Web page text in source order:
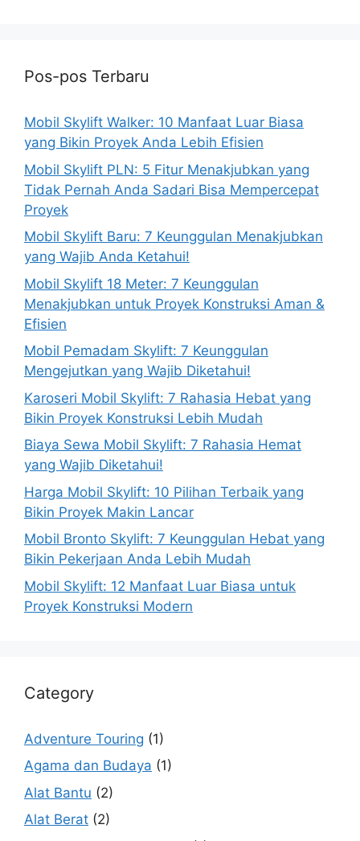
Pos-pos Terbaru
Mobil Skylift Walker: 10 Manfaat Luar Biasa
yang Bikin Proyek Anda Lebih Efisien
Mobil Skylift PLN: 5 Fitur Menakjubkan yang
Tidak Pernah Anda Sadari Bisa Mempercepat
Proyek
Mobil Skylift Baru: 7 Keunggulan Menakjubkan
yang Wajib Anda Ketahui!
Mobil Skylift 18 Meter: 7 Keunggulan
Menakjubkan untuk Proyek Konstruksi Aman &
Efisien
Mobil Pemadam Skylift: 7 Keunggulan
Mengejutkan yang Wajib Diketahui!
Karoseri Mobil Skylift: 7 Rahasia Hebat yang
Bikin Proyek Konstruksi Lebih Mudah
Biaya Sewa Mobil Skylift: 7 Rahasia Hemat
yang Wajib Diketahui!
Harga Mobil Skylift: 10 Pilihan Terbaik yang
Bikin Proyek Makin Lancar
Mobil Bronto Skylift: 7 Keunggulan Hebat yang
Bikin Pekerjaan Anda Lebih Mudah
Mobil Skylift: 12 Manfaat Luar Biasa untuk
Proyek Konstruksi Modern
Category
Adventure Touring (1)
Agama dan Budaya (1)
Alat Bantu (2)
Alat Berat (2)